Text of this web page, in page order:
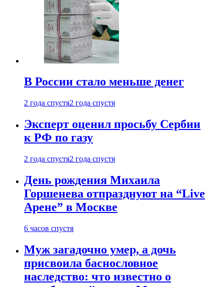
В России стало меньше денег
2 года спустя2 года спустя
Эксперт оценил просьбу Сербии
к РФ по газу
2 года спустя2 года спустя
День рождения Михаила
Горшенева отпразднуют на “Live
Арене” в Москве
6 часов спустя
Муж загадочно умер, а дочь
присвоила баснословное
наследство: что известно о